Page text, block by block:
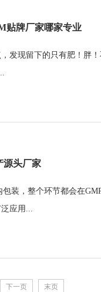
贴牌厂家哪家专业
发现留下的只有肥！胖
源头厂家
装，整个环节都会在
应用...
下一页 末页